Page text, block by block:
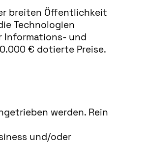
breiten Öffentlichkeit
Technologien
Informations- und
€ dotierte Preise.
werden. Rein
und/oder